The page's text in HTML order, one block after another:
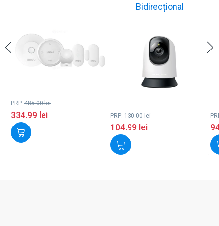
PRP: 485.00lei
334.99 lei
Bidirecțional
PRP: 130.00lei
104.99 lei